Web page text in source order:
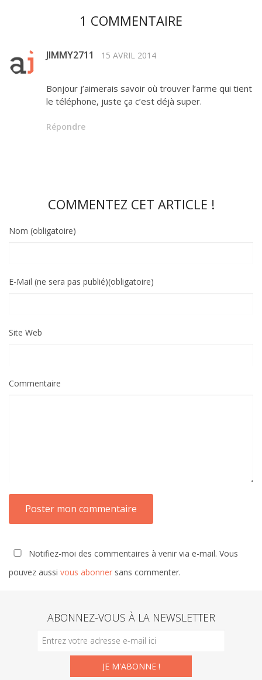
1 COMMENTAIRE
JIMMY2711 15 AVRIL 2014
Bonjour j’aimerais savoir où trouver l’arme qui tient
le téléphone, juste ça c’est déjà super.
Répondre
COMMENTEZ CET ARTICLE !
Nom (obligatoire)
E-Mail (ne sera pas publié)(obligatoire)
Site Web
Commentaire
Notifiez-moi des commentaires à venir via e-mail. Vous
pouvez aussi vous abonner sans commenter.
ABONNEZ-VOUS À LA NEWSLETTER